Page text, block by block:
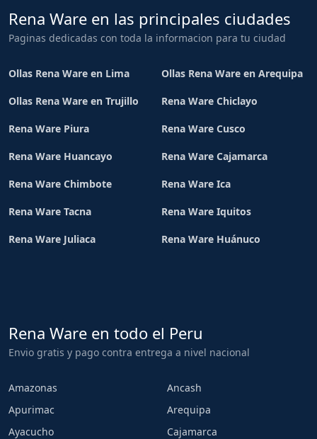
Rena Ware en las principales ciudades
Paginas dedicadas con toda la informacion para tu ciudad
Ollas Rena Ware en Lima Ollas Rena Ware en Arequipa
Ollas Rena Ware en Trujillo Rena Ware Chiclayo
Rena Ware Piura Rena Ware Cusco
Rena Ware Huancayo Rena Ware Cajamarca
Rena Ware Chimbote Rena Ware Ica
Rena Ware Tacna Rena Ware Iquitos
Rena Ware Juliaca Rena Ware Huánuco
Rena Ware en todo el Peru
Envio gratis y pago contra entrega a nivel nacional
Amazonas
Ancash
Apurimac
Arequipa
Ayacucho
Cajamarca